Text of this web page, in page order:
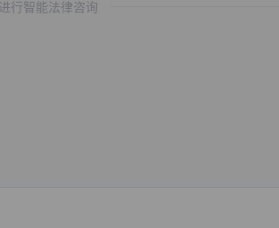
行智能法律咨询